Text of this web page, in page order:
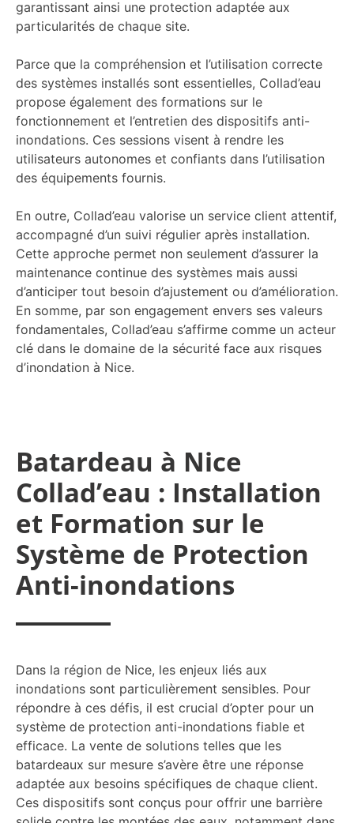
garantissant ainsi une protection adaptée aux
particularités de chaque site.
Parce que la compréhension et l’utilisation correcte
des systèmes installés sont essentielles, Collad’eau
propose également des formations sur le
fonctionnement et l’entretien des dispositifs anti-
inondations. Ces sessions visent à rendre les
utilisateurs autonomes et confiants dans l’utilisation
des équipements fournis.
En outre, Collad’eau valorise un service client attentif,
accompagné d’un suivi régulier après installation.
Cette approche permet non seulement d’assurer la
maintenance continue des systèmes mais aussi
d’anticiper tout besoin d’ajustement ou d’amélioration.
En somme, par son engagement envers ses valeurs
fondamentales, Collad’eau s’affirme comme un acteur
clé dans le domaine de la sécurité face aux risques
d’inondation à Nice.
Batardeau à Nice
Collad’eau : Installation
et Formation sur le
Système de Protection
Anti-inondations
Dans la région de Nice, les enjeux liés aux
inondations sont particulièrement sensibles. Pour
répondre à ces défis, il est crucial d’opter pour un
système de protection anti-inondations fiable et
efficace. La vente de solutions telles que les
batardeaux sur mesure s’avère être une réponse
adaptée aux besoins spécifiques de chaque client.
Ces dispositifs sont conçus pour offrir une barrière